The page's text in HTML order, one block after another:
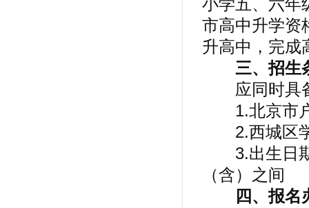
小学五、六年
市高中升学资
升高中，完成
三、招生
应同时具
1.北京市
2.西城区
3.出生日期
（含）之间
四、报名